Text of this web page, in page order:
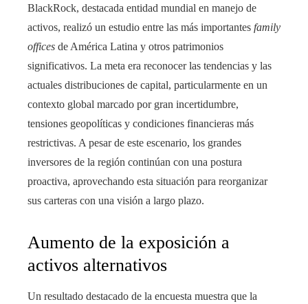
BlackRock, destacada entidad mundial en manejo de
activos, realizó un estudio entre las más importantes family
offices de América Latina y otros patrimonios
significativos. La meta era reconocer las tendencias y las
actuales distribuciones de capital, particularmente en un
contexto global marcado por gran incertidumbre,
tensiones geopolíticas y condiciones financieras más
restrictivas. A pesar de este escenario, los grandes
inversores de la región continúan con una postura
proactiva, aprovechando esta situación para reorganizar
sus carteras con una visión a largo plazo.
Aumento de la exposición a
activos alternativos
Un resultado destacado de la encuesta muestra que la